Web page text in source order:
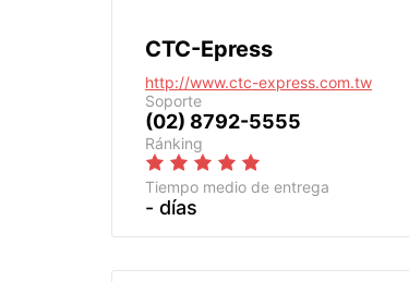
CTC-Epress
http://www.ctc-express.com.tw
Soporte
(02) 8792-5555
Ránking
Tiempo medio de entrega
- días